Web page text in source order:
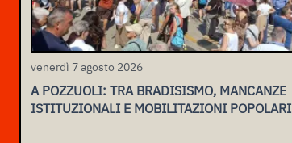
venerdì 7 agosto 2026
A POZZUOLI: TRA BRADISISMO, MANCANZE
ISTITUZIONALI E MOBILITAZIONI POPOLARI